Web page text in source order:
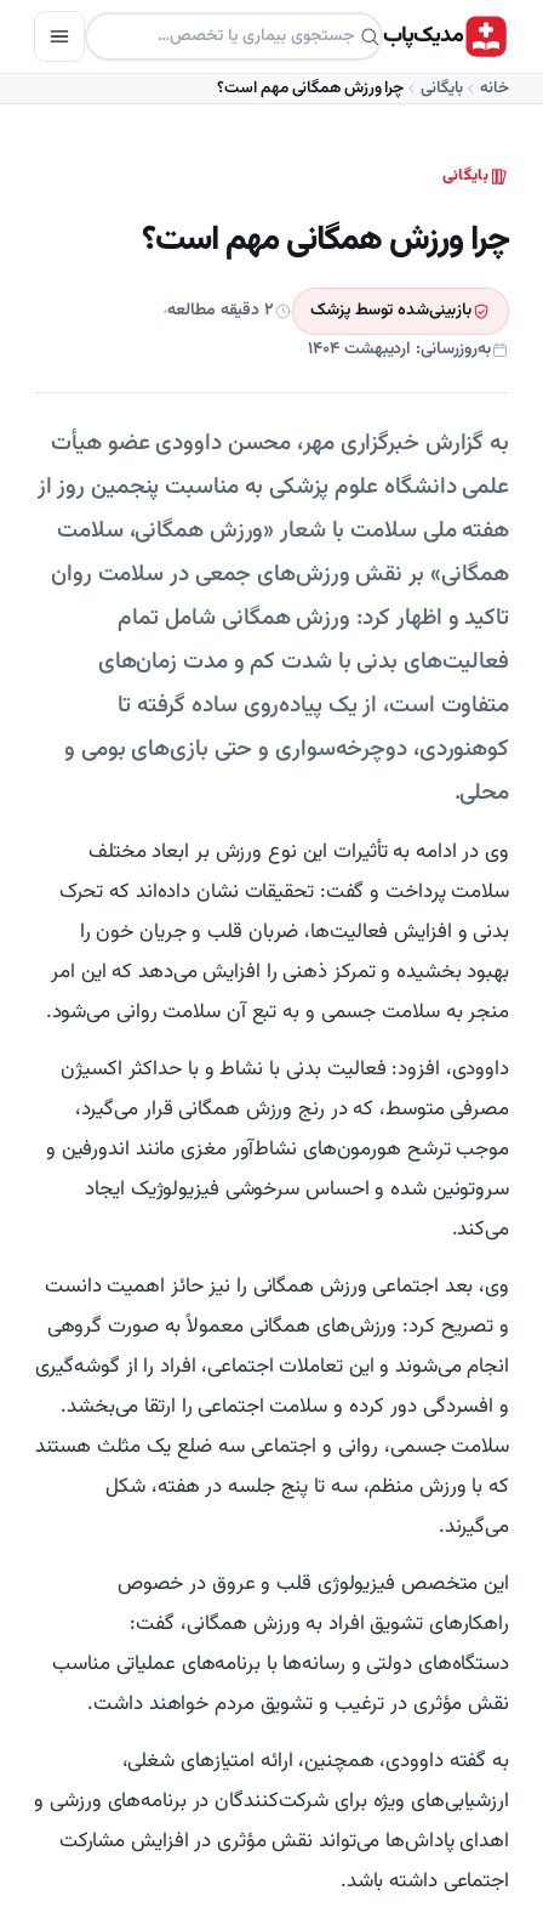
مدیک‌پاب
خانه بایگانی چرا ورزش همگانی مهم است؟
بایگانی
چرا ورزش همگانی مهم است؟
بازبینی‌شده توسط پزشک
۲ دقیقه مطالعه
به‌روزرسانی: اردیبهشت ۱۴۰۴
به گزارش خبرگزاری مهر، محسن داوودی عضو هیأت
علمی دانشگاه علوم پزشکی به مناسبت پنجمین روز از
هفته ملی سلامت با شعار «ورزش همگانی، سلامت
همگانی» بر نقش ورزش‌های جمعی در سلامت روان
تاکید و اظهار کرد: ورزش همگانی شامل تمام
فعالیت‌های بدنی با شدت کم و مدت زمان‌های
متفاوت است، از یک پیاده‌روی ساده گرفته تا
کوهنوردی، دوچرخه‌سواری و حتی بازی‌های بومی و
محلی.
وی در ادامه به تأثیرات این نوع ورزش بر ابعاد مختلف
سلامت پرداخت و گفت: تحقیقات نشان داده‌اند که تحرک
بدنی و افزایش فعالیت‌ها، ضربان قلب و جریان خون را
بهبود بخشیده و تمرکز ذهنی را افزایش می‌دهد که این امر
منجر به سلامت جسمی و به تبع آن سلامت روانی می‌شود.
داوودی، افزود: فعالیت بدنی با نشاط و با حداکثر اکسیژن
مصرفی متوسط، که در رنج ورزش همگانی قرار می‌گیرد،
موجب ترشح هورمون‌های نشاط‌آور مغزی مانند اندورفین و
سروتونین شده و احساس سرخوشی فیزیولوژیک ایجاد
می‌کند.
وی، بعد اجتماعی ورزش همگانی را نیز حائز اهمیت دانست
و تصریح کرد: ورزش‌های همگانی معمولاً به صورت گروهی
انجام می‌شوند و این تعاملات اجتماعی، افراد را از گوشه‌گیری
و افسردگی دور کرده و سلامت اجتماعی را ارتقا می‌بخشد.
سلامت جسمی، روانی و اجتماعی سه ضلع یک مثلث هستند
که با ورزش منظم، سه تا پنج جلسه در هفته، شکل
می‌گیرند.
این متخصص فیزیولوژی قلب و عروق در خصوص
راهکارهای تشویق افراد به ورزش همگانی، گفت:
دستگاه‌های دولتی و رسانه‌ها با برنامه‌های عملیاتی مناسب
نقش مؤثری در ترغیب و تشویق مردم خواهند داشت.
به گفته داوودی، همچنین، ارائه امتیازهای شغلی،
ارزشیابی‌های ویژه برای شرکت‌کنندگان در برنامه‌های ورزشی و
اهدای پاداش‌ها می‌تواند نقش مؤثری در افزایش مشارکت
اجتماعی داشته باشد.